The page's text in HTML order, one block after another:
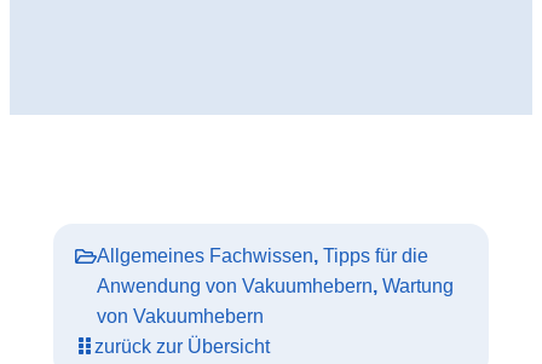
Allgemeines Fachwissen, Tipps für die
Anwendung von Vakuumhebern, Wartung
von Vakuumhebern
zurück zur Übersicht